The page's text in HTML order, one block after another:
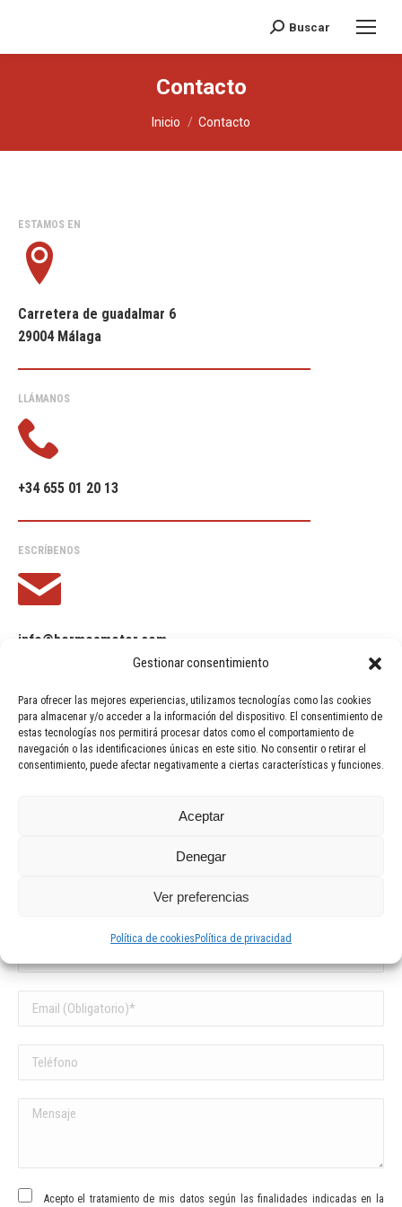
Gestionar consentimiento
Para ofrecer las mejores experiencias, utilizamos tecnologías como las cookies
para almacenar y/o acceder a la información del dispositivo. El consentimiento de
estas tecnologías nos permitirá procesar datos como el comportamiento de
navegación o las identificaciones únicas en este sitio. No consentir o retirar el
consentimiento, puede afectar negativamente a ciertas características y funciones.
Aceptar
Denegar
Ver preferencias
Política de cookies Política de privacidad
Buscar:Buscar
Contacto
Estás aquí:
Inicio Contacto
ESTAMOS EN
Carretera de guadalmar 6
29004 Málaga
LLÁMANOS
+34 655 01 20 13
ESCRÍBENOS
info@hermesmotor.com
¿Tienes alguna duda o
contigo en la mayor brevedad posible. Muchas gracias por
Acepto el tratamiento de mis datos según las finalidades indicadas en la